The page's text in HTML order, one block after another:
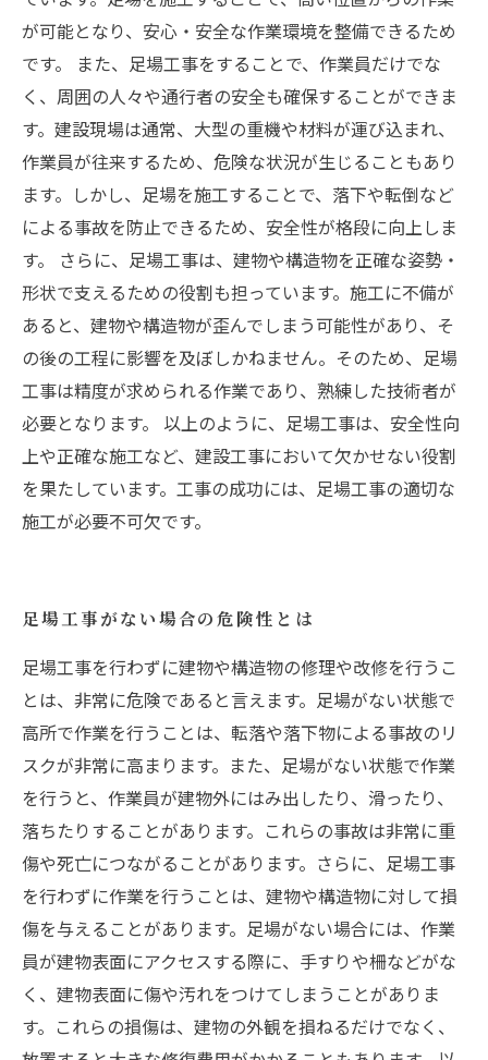
が可能となり、安心・安全な作業環境を整備できるため
です。 また、足場工事をすることで、作業員だけでな
く、周囲の人々や通行者の安全も確保することができま
す。建設現場は通常、大型の重機や材料が運び込まれ、
作業員が往来するため、危険な状況が生じることもあり
ます。しかし、足場を施工することで、落下や転倒など
による事故を防止できるため、安全性が格段に向上しま
す。 さらに、足場工事は、建物や構造物を正確な姿勢・
形状で支えるための役割も担っています。施工に不備が
あると、建物や構造物が歪んでしまう可能性があり、そ
の後の工程に影響を及ぼしかねません。そのため、足場
工事は精度が求められる作業であり、熟練した技術者が
必要となります。 以上のように、足場工事は、安全性向
上や正確な施工など、建設工事において欠かせない役割
を果たしています。工事の成功には、足場工事の適切な
施工が必要不可欠です。
足場工事がない場合の危険性とは
足場工事を行わずに建物や構造物の修理や改修を行うこ
とは、非常に危険であると言えます。足場がない状態で
高所で作業を行うことは、転落や落下物による事故のリ
スクが非常に高まります。また、足場がない状態で作業
を行うと、作業員が建物外にはみ出したり、滑ったり、
落ちたりすることがあります。これらの事故は非常に重
傷や死亡につながることがあります。さらに、足場工事
を行わずに作業を行うことは、建物や構造物に対して損
傷を与えることがあります。足場がない場合には、作業
員が建物表面にアクセスする際に、手すりや柵などがな
く、建物表面に傷や汚れをつけてしまうことがありま
す。これらの損傷は、建物の外観を損ねるだけでなく、